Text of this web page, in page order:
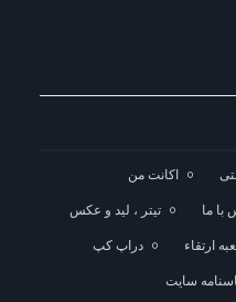
اکانت من
با ما تیتر ، لید و عکس
ارتقاء دراپ کپ
سایت